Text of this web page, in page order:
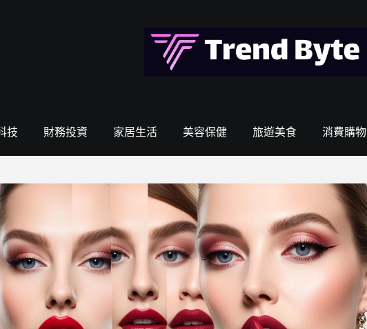
技 財務投資 家居生活 美容保健 旅遊美食 消費購物